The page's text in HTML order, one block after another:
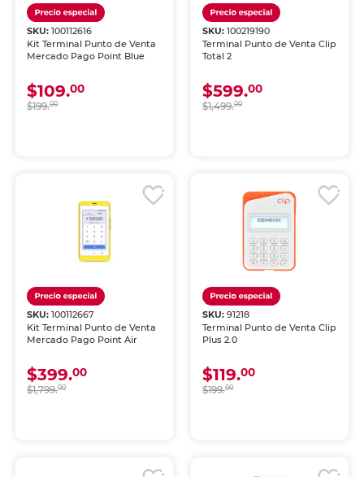
SKU:100112616
Kit Terminal Punto de Venta
Mercado Pago Point Blue
$109.00
$199.00
SKU: 100219190
Terminal Punto de Venta Clip
Total 2
$599.00
$1,499.00
SKU:100112667
Kit Terminal Punto de Venta
Mercado Pago Point Air
$399.00
$1,799.00
SKU: 91218
Terminal Punto de Venta Clip
Plus 2.0
$119.00
$199.00